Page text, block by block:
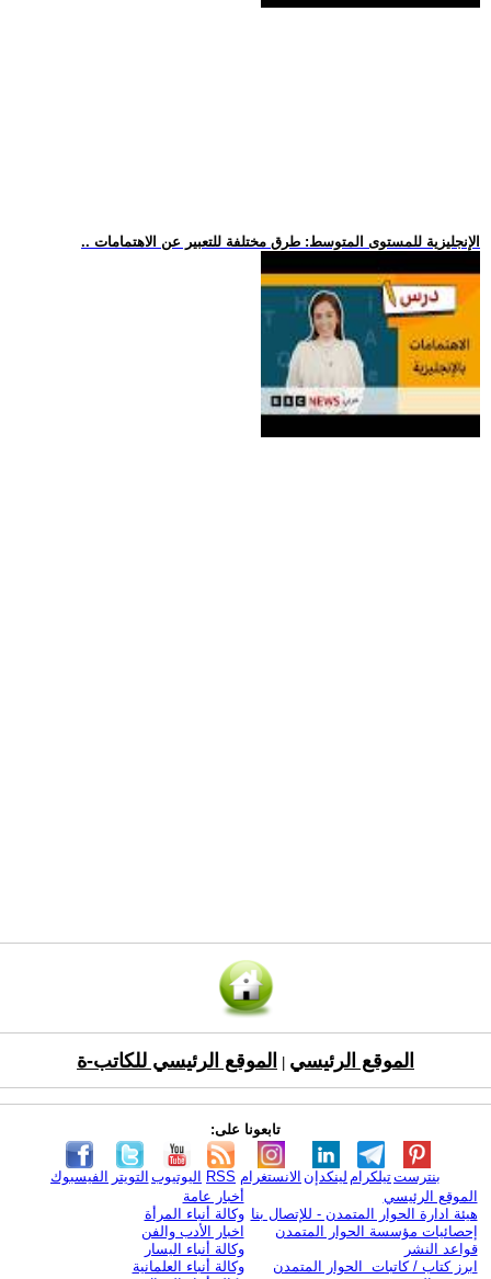
.. الإنجليزية للمستوى المتوسط: طرق مختلفة للتعبير عن الاهتمامات
الموقع الرئيسي الموقع الرئيسي للكاتب-ة
تابعونا على:
الفيسبوك التويتر اليوتيوب RSS الانستغرام لينكدإن تيلكرامبنترست
الموقع الرئيسي
هيئة ادارة الحوار المتمدن - للإتصال بنا
إحصائيات مؤسسة الحوار المتمدن
قواعد النشر
ابرز كتاب / كاتبات الحوار المتمدن
أخبار عامة
وكالة أنباء المرأة
اخبار الأدب والفن
وكالة أنباء اليسار
وكالة أنباء العلمانية